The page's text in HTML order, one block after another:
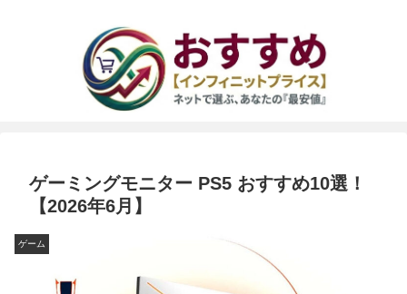
ゲーミングモニター PS5 おすすめ10選！
【2026年6月】
ゲーム